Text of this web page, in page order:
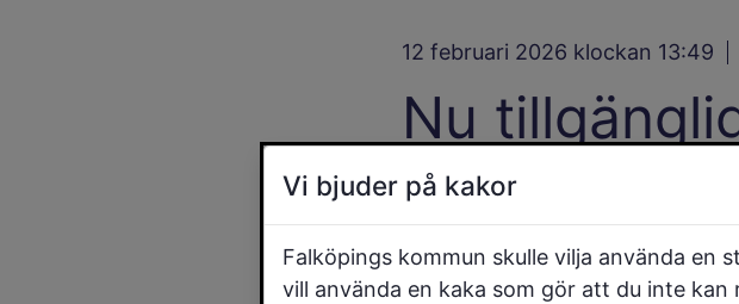
12 februari 2026 klockan 13:49
Nu
hållplatsen
på Danska
Vi bjuder på kakor
Falköpings kommun skulle vilja använda
vill använda en kaka som gör att du inte